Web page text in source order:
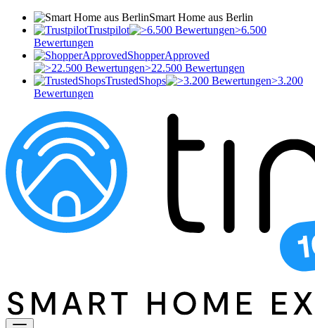
Smart Home aus Berlin
Trustpilot
>6.500
Bewertungen
ShopperApproved
>22.500 Bewertungen
TrustedShops
>3.200
Bewertungen